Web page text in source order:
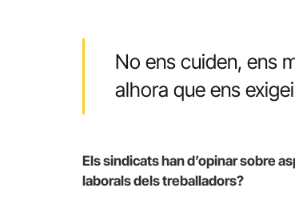
No ens cuiden, ens
alhora que ens
Els sindicats han d’opinar sobre
laborals dels treballadors?